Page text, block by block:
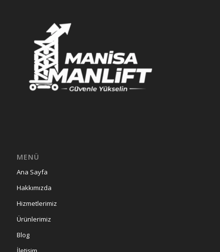
MENÜ
Ana Sayfa
Hakkımızda
Hizmetlerimiz
Ürünlerimiz
Blog